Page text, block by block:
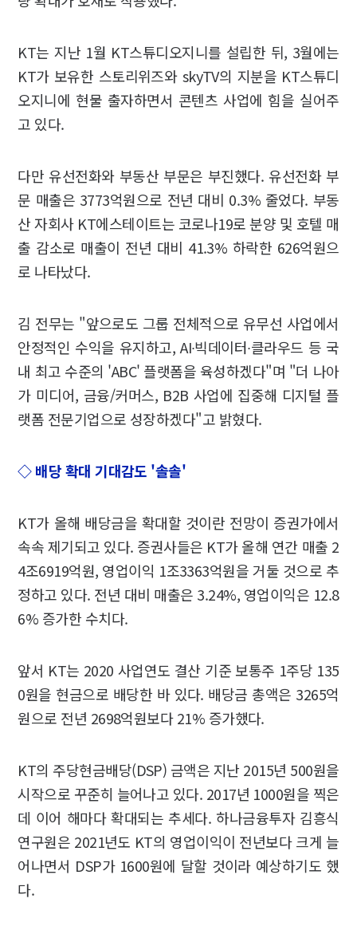
KT는 지난 1월 KT스튜디오지니를 설립한 뒤, 3월에는
KT가 보유한 스토리위즈와 skyTV의 지분을 KT스튜디
오지니에 현물 출자하면서 콘텐츠 사업에 힘을 실어주
고 있다.
다만 유선전화와 부동산 부문은 부진했다. 유선전화 부
문 매출은 3773억원으로 전년 대비 0.3% 줄었다. 부동
산 자회사 KT에스테이트는 코로나19로 분양 및 호텔 매
출 감소로 매출이 전년 대비 41.3% 하락한 626억원으
로 나타났다.
김 전무는 "앞으로도 그룹 전체적으로 유무선 사업에서
안정적인 수익을 유지하고, AI∙빅데이터∙클라우드 등 국
내 최고 수준의 'ABC' 플랫폼을 육성하겠다"며 "더 나아
가 미디어, 금융/커머스, B2B 사업에 집중해 디지털 플
랫폼 전문기업으로 성장하겠다"고 밝혔다.
◇ 배당 확대 기대감도 '솔솔'
KT가 올해 배당금을 확대할 것이란 전망이 증권가에서
속속 제기되고 있다. 증권사들은 KT가 올해 연간 매출 2
4조6919억원, 영업이익 1조3363억원을 거둘 것으로 추
정하고 있다. 전년 대비 매출은 3.24%, 영업이익은 12.8
6% 증가한 수치다.
앞서 KT는 2020 사업연도 결산 기준 보통주 1주당 135
0원을 현금으로 배당한 바 있다. 배당금 총액은 3265억
원으로 전년 2698억원보다 21% 증가했다.
KT의 주당현금배당(DSP) 금액은 지난 2015년 500원을
시작으로 꾸준히 늘어나고 있다. 2017년 1000원을 찍은
데 이어 해마다 확대되는 추세다. 하나금융투자 김흥식
연구원은 2021년도 KT의 영업이익이 전년보다 크게 늘
어나면서 DSP가 1600원에 달할 것이라 예상하기도 했
다.